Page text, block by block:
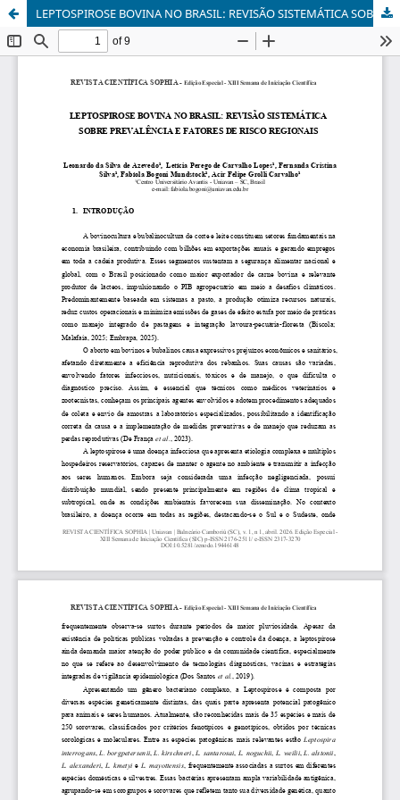
LEPTOSPIROSE BOVINA NO BRASIL: REVISÃO SISTEMÁTICA SOBRE PREVALÊNCIA E FATORES DE RISCO REGIONAIS